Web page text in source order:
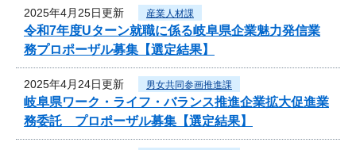
2025年4月25日更新 産業人材課
令和7年度Uターン就職に係る岐阜県企業魅力発信業
務プロポーザル募集【選定結果】
2025年4月24日更新 男女共同参画推進課
岐阜県ワーク・ライフ・バランス推進企業拡大促進業
務委託 プロポーザル募集【選定結果】